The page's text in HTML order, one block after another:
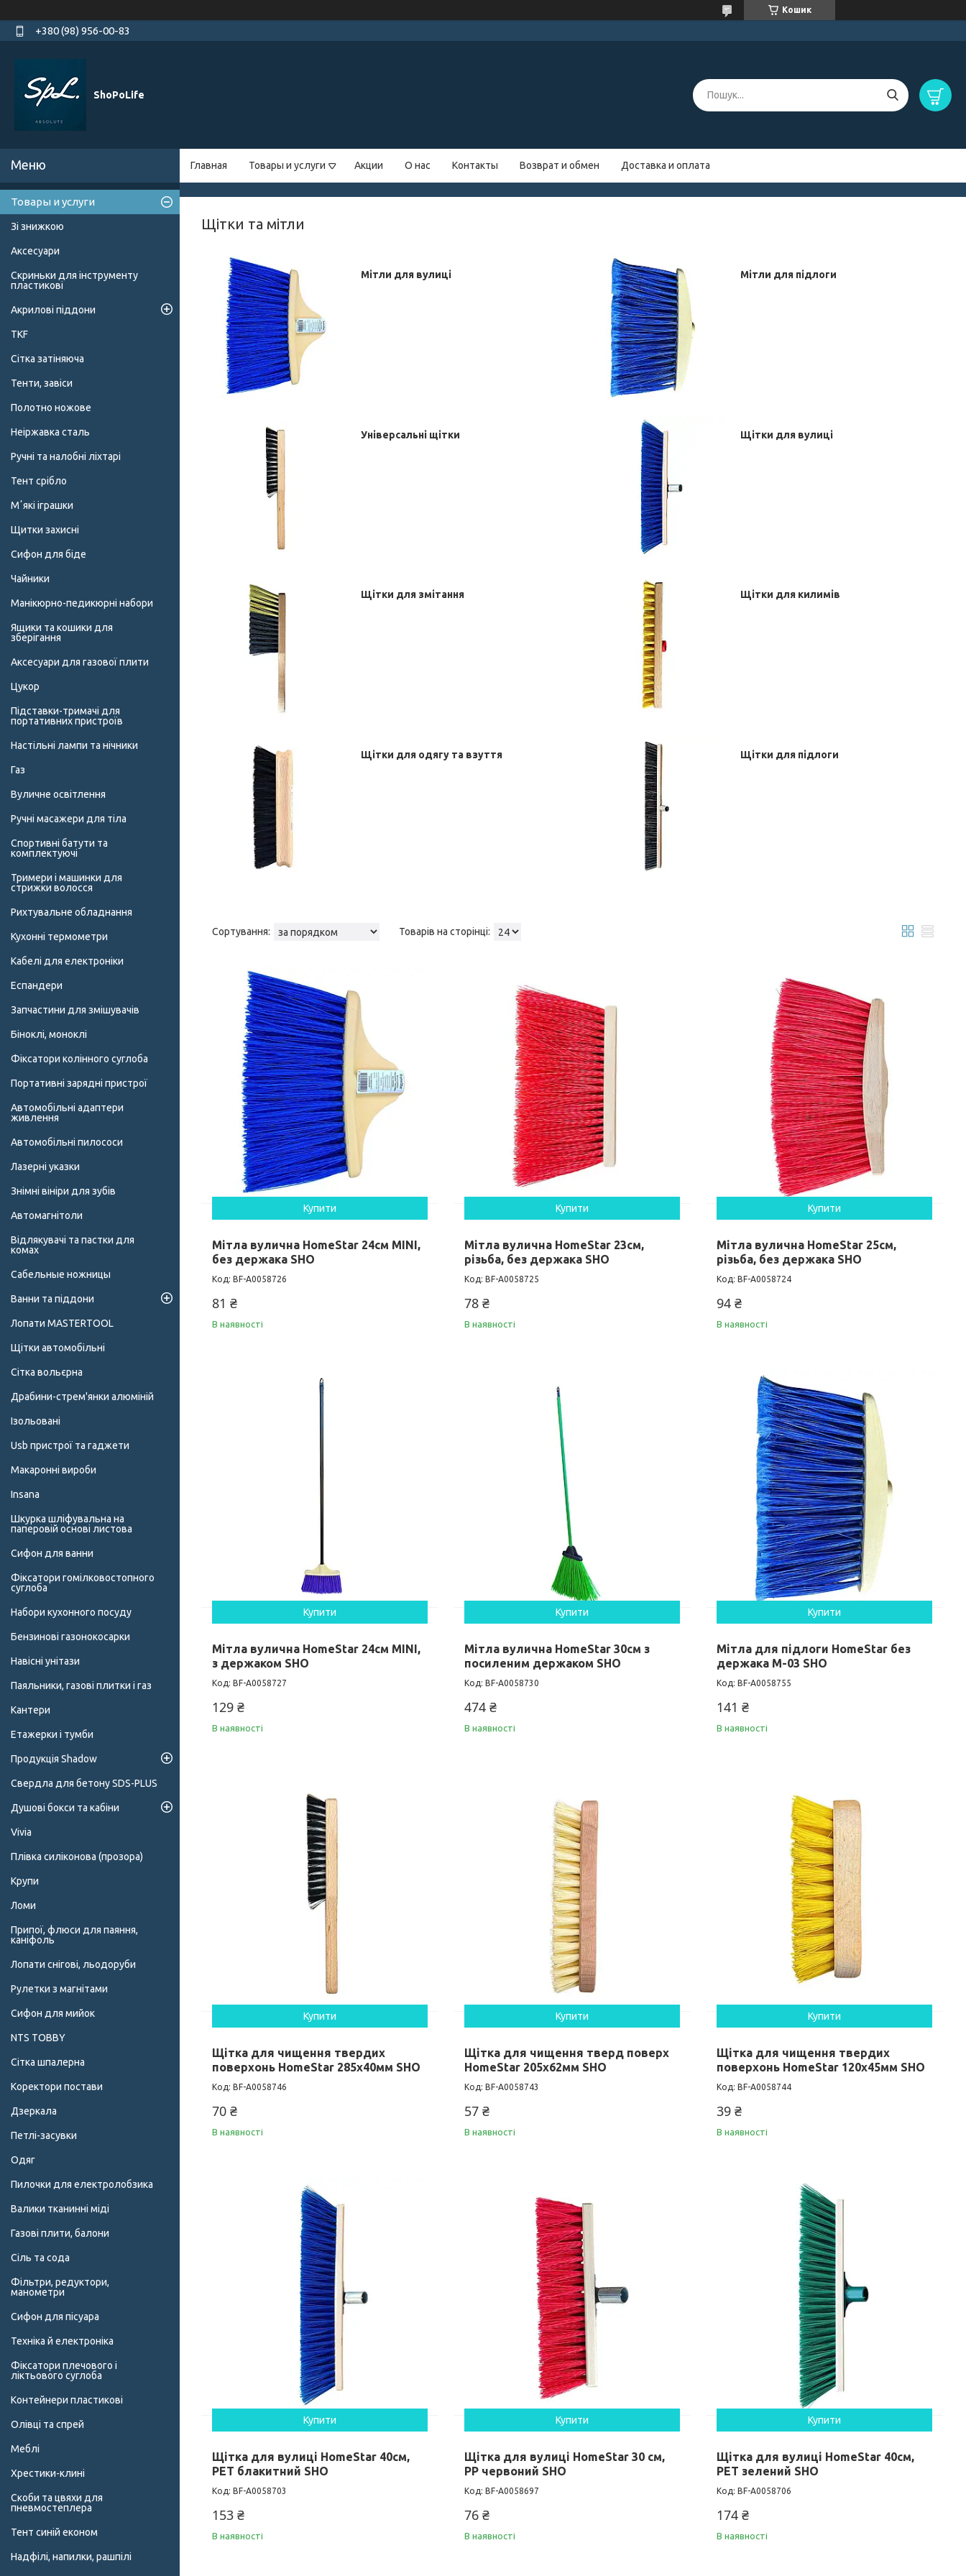
Кошик
+380 (98) 956-00-83
ShoPoLife
Главная Товары и услуги Акции О нас Контакты Возврат и обмен Доставка и оплата
Щітки та мітли
Мітли для вулиці Мітли для підлоги
Універсальні щітки Щітки для вулиці
Щітки для змітання Щітки для килимів
Щітки для одягу та взуття Щітки для підлоги
Купити
Мітла вулична HomeStar 24см MINI,
без держака SHO
BF-А0058726
81 ₴
В наявності
Купити
Мітла вулична HomeStar 23см,
різьба, без держака SHO
BF-А0058725
78 ₴
В наявності
Купити
Мітла вулична HomeStar 25см,
різьба, без держака SHO
BF-А0058724
94 ₴
В наявності
Купити
Мітла вулична HomeStar 24см MINI,
з держаком SHO
BF-А0058727
129 ₴
В наявності
Купити
Мітла вулична HomeStar 30см з
посиленим держаком SHO
BF-А0058730
474 ₴
В наявності
Купити
Мітла для підлоги HomeStar без
держака М-03 SHO
BF-А0058755
141 ₴
В наявності
Купити
Щітка для чищення твердих
поверхонь HomeStar 285x40мм SHO
BF-А0058746
70 ₴
В наявності
Купити
Щітка для чищення тверд поверх
HomeStar 205x62мм SHO
BF-А0058743
57 ₴
В наявності
Купити
Щітка для чищення твердих
поверхонь HomeStar 120x45мм SHO
BF-А0058744
39 ₴
В наявності
Купити
Щітка для вулиці HomeStar 40см,
PET блакитний SHO
BF-А0058703
153 ₴
В наявності
Купити
Щітка для вулиці HomeStar 30 см,
PP червоний SHO
BF-А0058697
76 ₴
В наявності
Купити
Щітка для вулиці HomeStar 40см,
PET зелений SHO
BF-А0058706
174 ₴
В наявності
Товары и услуги
Зі знижкою
Аксесуари
Скриньки для інструменту
пластикові
Акрилові піддони
TKF
Сітка затіняюча
Тенти, завіси
Полотно ножове
Неіржавка сталь
Ручні та налобні ліхтарі
Тент срібло
Мʼякі іграшки
Щитки захисні
Сифон для біде
Чайники
Манікюрно-педикюрні набори
Ящики та кошики для
зберігання
Аксесуари для газової плити
Цукор
Підставки-тримачі для
портативних пристроїв
Настільні лампи та нічники
Газ
Вуличне освітлення
Ручні масажери для тіла
Спортивні батути та
комплектуючі
Тримери і машинки для
стрижки волосся
Рихтувальне обладнання
Кухонні термометри
Кабелі для електроніки
Еспандери
Запчастини для змішувачів
Біноклі, моноклі
Фіксатори колінного суглоба
Портативні зарядні пристрої
Автомобільні адаптери
живлення
Автомобільні пилососи
Лазерні указки
Знімні вініри для зубів
Автомагнітоли
Відлякувачі та пастки для
комах
Сабельные ножницы
Ванни та піддони
Лопати MASTERTOOL
Щітки автомобільні
Сітка вольєрна
Драбини-стрем'янки алюміній
Ізольовані
Usb пристрої та гаджети
Макаронні вироби
Insana
Шкурка шліфувальна на
паперовій основі листова
Сифон для ванни
Фіксатори гомілковостопного
суглоба
Набори кухонного посуду
Бензинові газонокосарки
Навісні унітази
Паяльники, газові плитки і газ
Кантери
Етажерки і тумби
Продукція Shadow
Свердла для бетону SDS-PLUS
Душові бокси та кабіни
Vivia
Плівка силіконова (прозора)
Крупи
Ломи
Припої, флюси для паяння,
каніфоль
Лопати снігові, льодоруби
Рулетки з магнітами
Сифон для мийок
NTS TOBBY
Сітка шпалерна
Коректори постави
Дзеркала
Петлі-засувки
Одяг
Пилочки для електролобзика
Валики тканинні міді
Газові плити, балони
Сіль та сода
Фільтри, редуктори,
манометри
Сифон для пісуара
Техніка й електроніка
Фіксатори плечового і
ліктьового суглоба
Контейнери пластикові
Олівці та спрей
Меблі
Хрестики-клині
Скоби та цвяхи для
пневмостеплера
Тент синій економ
Надфілі, напилки, рашпілі